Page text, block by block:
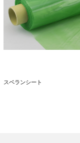
スベランシート